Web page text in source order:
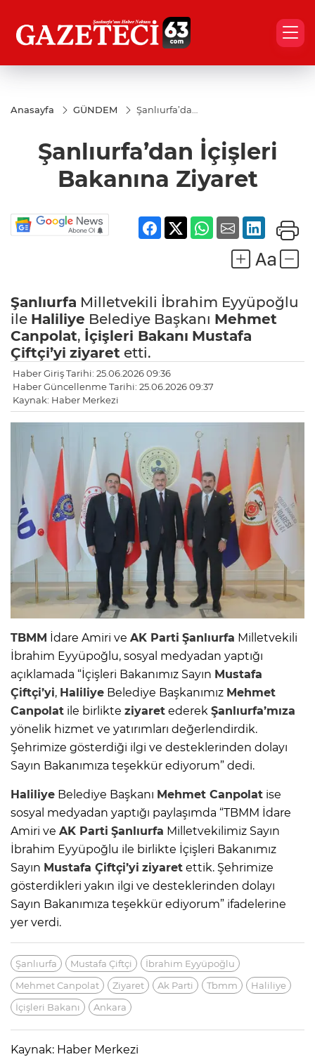
Anasayfa GÜNDEM
Şanlıurfa’dan
Ziyaret
Şanlıurfa’dan İçişleri
Bakanına Ziyaret
Şanlıurfa Milletvekili İbrahim Eyyüpoğlu
ile Haliliye Belediye Başkanı Mehmet
Canpolat, İçişleri Bakanı Mustafa
Çiftçi’yi ziyaret etti.
Haber Giriş Tarihi: 25.06.2026 09:36
Haber Güncellenme Tarihi: 25.06.2026 09:37
Kaynak: Haber Merkezi
TBMM İdare Amiri ve AK Parti Şanlıurfa Milletvekili
İbrahim Eyyüpoğlu, sosyal medyadan yaptığı
açıklamada “İçişleri Bakanımız Sayın Mustafa
Çiftçi’yi, Haliliye Belediye Başkanımız Mehmet
Canpolat ile birlikte ziyaret ederek Şanlıurfa’mıza
yönelik hizmet ve yatırımları değerlendirdik.
Şehrimize gösterdiği ilgi ve desteklerinden dolayı
Sayın Bakanımıza teşekkür ediyorum” dedi.
Haliliye Belediye Başkanı Mehmet Canpolat ise
sosyal medyadan yaptığı paylaşımda “TBMM İdare
Amiri ve AK Parti Şanlıurfa Milletvekilimiz Sayın
İbrahim Eyyüpoğlu ile birlikte İçişleri Bakanımız
Sayın Mustafa Çiftçi’yi ziyaret ettik. Şehrimize
gösterdikleri yakın ilgi ve desteklerinden dolayı
Sayın Bakanımıza teşekkür ediyorum” ifadelerine
yer verdi.
Şanlıurfa Mustafa Çiftçi
İbrahim Eyyüpoğlu
Mehmet Canpolat
Ziyaret Ak Parti Tbmm
Haliliye
İçişleri Bakanı
Ankara
Kaynak: Haber Merkezi